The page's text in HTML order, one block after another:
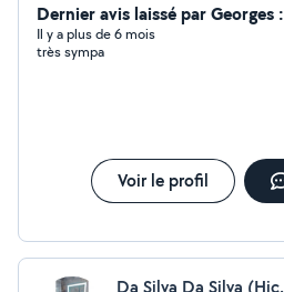
disponible en île de France dès
votre devis gratuitement. Merci
êtes intéressé par mon
Dernier avis laissé par Georges
Il y a plus de 6 mois
très sympa
Voir le profil
Da Silva Da Silva